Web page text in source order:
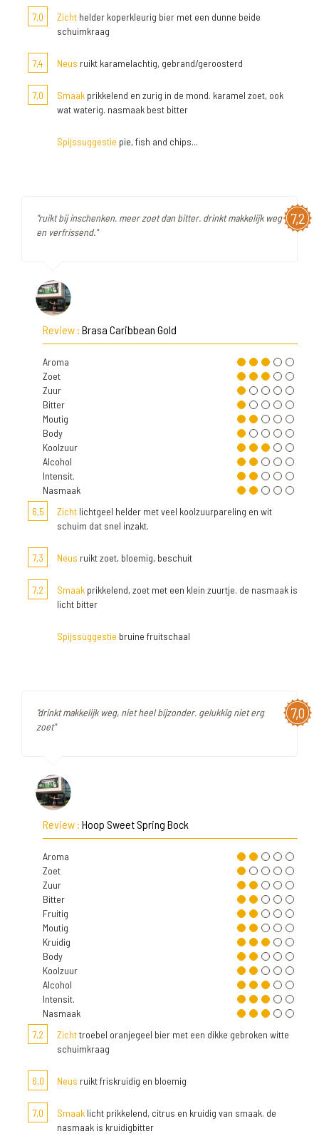
7,0
Zicht helder koperkleurig bier met een dunne beide
schuimkraag
7,4 Neus ruikt karamelachtig, gebrand/geroosterd
7,0 Smaak prikkelend en zurig in de mond. karamel zoet, ook
wat waterig. nasmaak best bitter
Spijssuggestie pie, fish and chips...
7,2
"ruikt bij inschenken. meer zoet dan bitter. drinkt makkelijk weg
en verfrissend."
Review : Brasa Caribbean Gold
Aroma
Zoet
Zuur
Bitter
Moutig
Body
Koolzuur
Alcohol
Intensit.
Nasmaak
6,5
Zicht lichtgeel helder met veel koolzuurpareling en wit
schuim dat snel inzakt.
7,3 Neus ruikt zoet, bloemig, beschuit
7,2 Smaak prikkelend, zoet met een klein zuurtje. de nasmaak is
licht bitter
Spijssuggestie bruine fruitschaal
7,0
"drinkt makkelijk weg, niet heel bijzonder. gelukkig niet erg
zoet"
Review : Hoop Sweet Spring Bock
Aroma
Zoet
Zuur
Bitter
Fruitig
Moutig
Kruidig
Body
Koolzuur
Alcohol
Intensit.
Nasmaak
7,2
Zichttroebel oranjegeel bier met een dikke gebroken witte
schuimkraag
6,0 Neus ruikt friskruidig en bloemig
7,0 Smaak licht prikkelend, citrus en kruidig van smaak. de
nasmaak is kruidigbitter